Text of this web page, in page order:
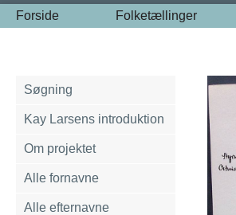
Forside Folketællinger
Søgning
Kay Larsens introduktion
Om projektet
Alle fornavne
Alle efternavne